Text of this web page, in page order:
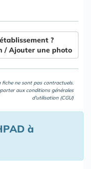
?
/ Ajouter une photo
fiche ne sont pas contractuels.
aux conditions générales
d'utilisation (CGU)
à